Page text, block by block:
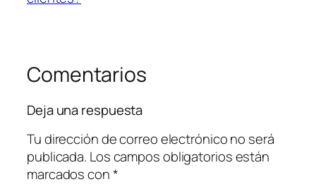
Comentarios
Deja una respuesta
Tu dirección de correo electrónico no será
publicada. Los campos obligatorios están
marcados con*